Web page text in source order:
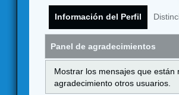
Información del Perfil
Panel de agradecimientos
Mostrar los mensajes que
agradecimiento otros usuarios.